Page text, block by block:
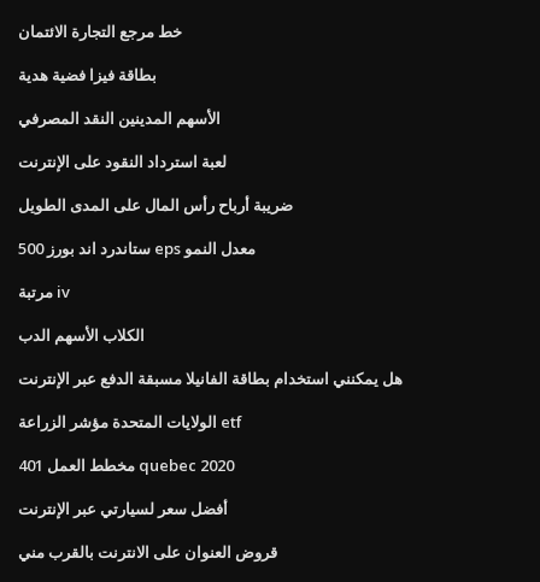
خط مرجع التجارة الائتمان
بطاقة فيزا فضية هدية
الأسهم المدينين النقد المصرفي
لعبة استرداد النقود على الإنترنت
ضريبة أرباح رأس المال على المدى الطويل
ستاندرد اند بورز 500 eps معدل النمو
مرتبة iv
الكلاب الأسهم الدب
هل يمكنني استخدام بطاقة الفانيلا مسبقة الدفع عبر الإنترنت
الولايات المتحدة مؤشر الزراعة etf
مخطط العمل 401 quebec 2020
أفضل سعر لسيارتي عبر الإنترنت
قروض العنوان على الانترنت بالقرب مني